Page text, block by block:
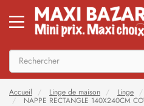
Accueil Linge de maison Linge
NAPPE RECTANGLE 140X240CM